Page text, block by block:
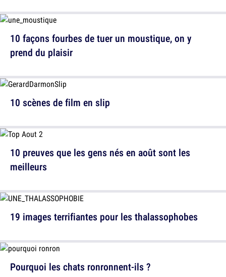
10 façons fourbes de tuer un moustique, on y
prend du plaisir
10 preuves que les gens nés en août sont les
meilleurs
Pourquoi les chats ronronnent-ils ?
10 scènes de film en slip
19 images terrifiantes pour les thalassophobes